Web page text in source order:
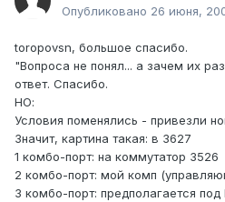
Опубликовано 26 июня,
toropovsn, большое спасибо.
"Вопроса не понял... а зачем их
ответ. Спасибо.
НО:
Условия поменялись - привезли
Значит, картина такая: в 3627
1 комбо-порт: на коммутатор 3526
2 комбо-порт: мой комп
3 комбо-порт: предполагается под